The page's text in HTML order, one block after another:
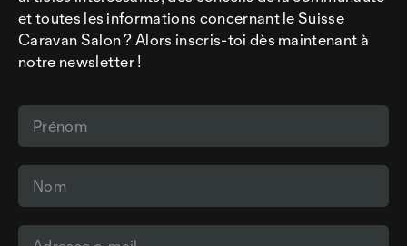
et toutes les informations concernant le Suisse
Caravan Salon ? Alors inscris-toi dès maintenant à
notre newsletter !